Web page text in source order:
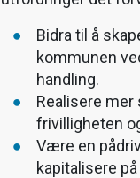
Bidra til å
kommunen
handling.
Realisere
frivilligheten
Være en
kapitalisere